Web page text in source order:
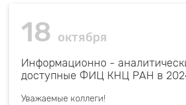
18 октября
Информационно -
доступные ФИЦ КНЦ РАН в
Уважаемые коллеги!